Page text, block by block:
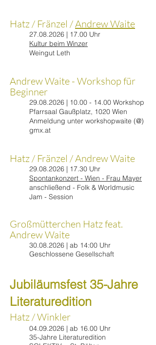
Hatz / Fränzel /Andrew Waite
27.08.2026 | 17.00 Uhr
Kultur beim Winzer
Weingut Leth​
Andrew Waite - Workshop für
Beginner
29.08.2026 | 10.00 - 14.00 Workshop
Pfarrsaal Gaußplatz, 1020 Wien
Anmeldung unter workshopwaite (@)
gmx.at
Hatz / Fränzel / Andrew Waite
29.08.2026 | 17.30 Uhr
Spontankonzert - Wien - Frau Mayer
anschließend - Folk & Worldmusic
Jam - Session
Großmütterchen Hatz feat.
Andrew Waite
30.08.2026 | ab 14:00 Uhr
Geschlossene Gesellschaft
Jubiläumsfest 35-Jahre
Literaturedition
Hatz / Winkler
04.09.2026 | ab 16.00 Uhr
35-Jahre Literaturedition